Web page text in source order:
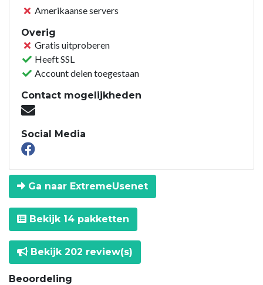
Amerikaanse servers
Overig
Gratis uitproberen
Heeft SSL
Account delen toegestaan
Contact mogelijkheden
Social Media
Ga naar ExtremeUsenet
Bekijk 14 pakketten
Bekijk 202 review(s)
Beoordeling